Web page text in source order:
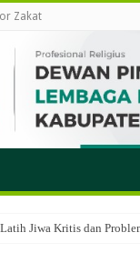
Zakat
Latih Jiwa Kritis dan